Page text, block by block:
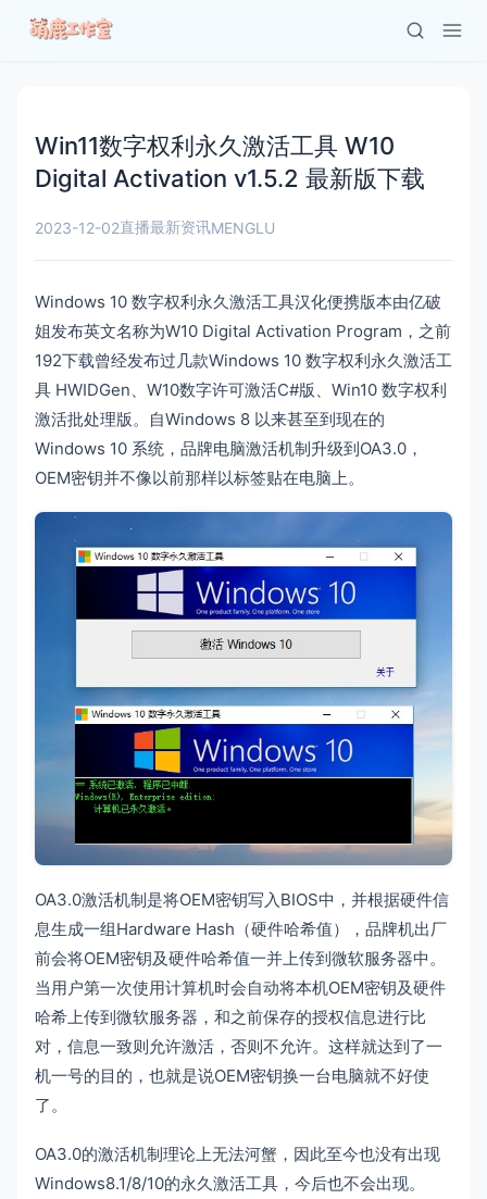
Win11数字权利永久激活工具 W10
Digital Activation v1.5.2 最新版下载
2023-12-02直播最新资讯MENGLU
Windows 10 数字权利永久激活工具汉化便携版本由亿破
姐发布英文名称为W10 Digital Activation Program，之前
192下载曾经发布过几款Windows 10 数字权利永久激活工
具 HWIDGen、W10数字许可激活C#版、Win10 数字权利
激活批处理版。自Windows 8 以来甚至到现在的
Windows 10 系统，品牌电脑激活机制升级到OA3.0，
OEM密钥并不像以前那样以标签贴在电脑上。
OA3.0激活机制是将OEM密钥写入BIOS中，并根据硬件信
息生成一组Hardware Hash（硬件哈希值），品牌机出厂
前会将OEM密钥及硬件哈希值一并上传到微软服务器中。
当用户第一次使用计算机时会自动将本机OEM密钥及硬件
哈希上传到微软服务器，和之前保存的授权信息进行比
对，信息一致则允许激活，否则不允许。这样就达到了一
机一号的目的，也就是说OEM密钥换一台电脑就不好使
了。
OA3.0的激活机制理论上无法河蟹，因此至今也没有出现
Windows8.1/8/10的永久激活工具，今后也不会出现。